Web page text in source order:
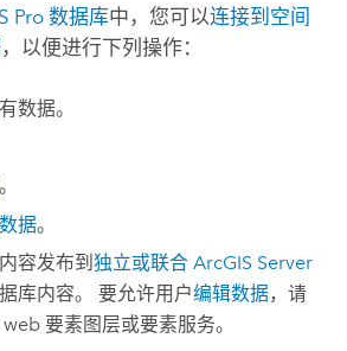
Pro数据库中，您可以连接到空间
，以便进行下列操作：
数据。
。
据。
容发布到独立或联合ArcGIS Server
库内容。 要允许用户编辑数据，请
要素图层或要素服务。